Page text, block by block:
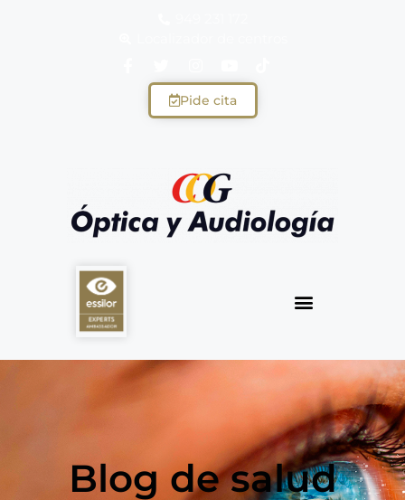
Pide cita
Blog de salud